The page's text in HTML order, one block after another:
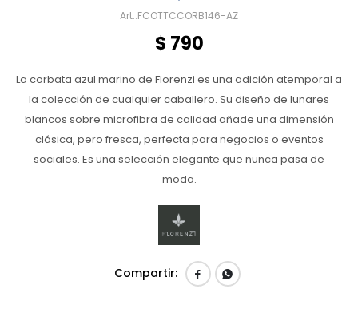
FCOTTCCORB146-AZ
$ 790
La corbata azul marino de Florenzi es una adición atemporal a
la colección de cualquier caballero. Su diseño de lunares
blancos sobre microfibra de calidad añade una dimensión
clásica, pero fresca, perfecta para negocios o eventos
sociales. Es una selección elegante que nunca pasa de
moda.
 